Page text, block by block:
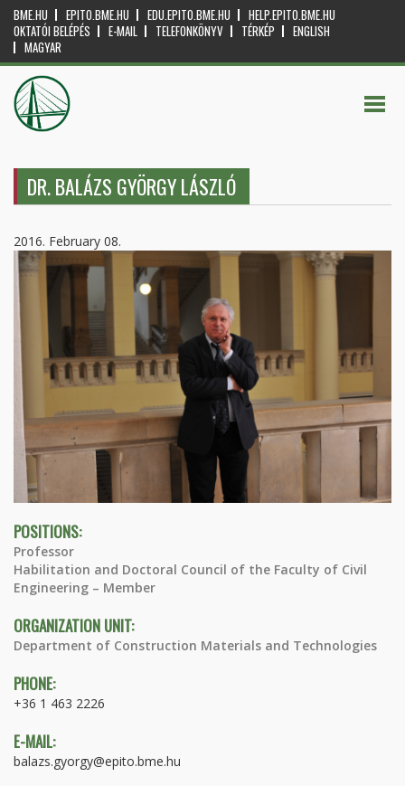
BME.HU EPITO.BME.HU EDU.EPITO.BME.HU
HELP.EPITO.BME.HU
OKTATÓI BELÉPÉS
E-MAIL TELEFONKÖNYV TÉRKÉP
ENGLISH
MAGYAR
DR. BALÁZS GYÖRGY LÁSZLÓ
2016. February 08.
POSITIONS:
Professor
Habilitation and Doctoral Council of the Faculty of Civil
Engineering – Member
ORGANIZATION UNIT:
Department of Construction Materials and Technologies
PHONE:
+36 1 463 2226
E-MAIL:
balazs.gyorgy@epito.bme.hu